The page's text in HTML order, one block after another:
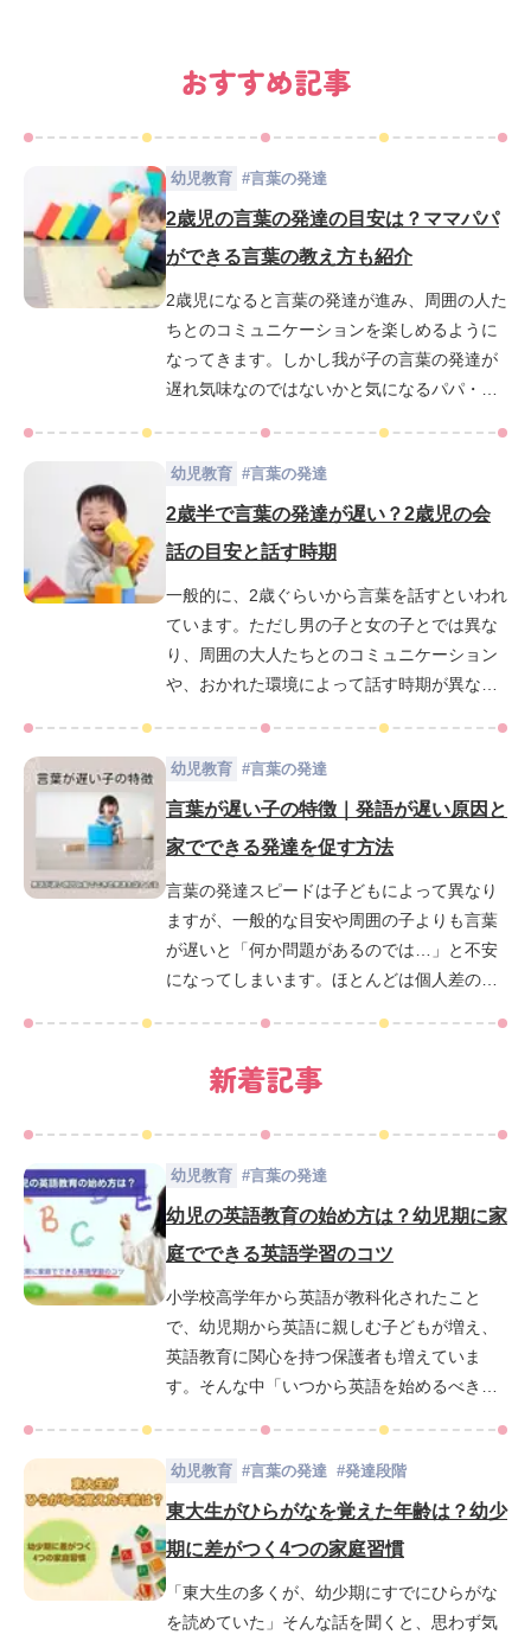
おすすめ記事
幼児教育 #言葉の発達
2歳児の言葉の発達の目安は？ママパパ
ができる言葉の教え方も紹介
2歳児になると言葉の発達が進み、周囲の人た
ちとのコミュニケーションを楽しめるように
なってきます。しかし我が子の言葉の発達が
遅れ気味なのではないかと気になるパパ・マ
あたって有効な方法を取り上げ、紹介してい
きます。
幼児教育 #言葉の発達
2歳半で言葉の発達が遅い？2歳児の会
話の目安と話す時期
一般的に、2歳ぐらいから言葉を話すといわれ
ています。ただし男の子と女の子とでは異な
り、周囲の大人たちとのコミュニケーション
や、おかれた環境によって話す時期が異なっ
と、さまざまな事に興味関心がわいてきま
す。ここでは、単純に言葉を話す時期の早
さ・遅さだけを見るのではなく、話し方や発
音の特徴、言葉を楽しく練習するトレーニン
グ方法などを解説していきます。
幼児教育 #言葉の発達
言葉が遅い子の特徴｜発語が遅い原因と
家でできる発達を促す方法
言葉の発達スピードは子どもによって異なり
ますが、一般的な目安や周囲の子よりも言葉
が遅いと「何か問題があるのでは…」と不安
になってしまいます。ほとんどは個人差の範
かも…」と思ったら言葉の発達が遅くなる原
因や対処方法について調べておきましょう。
今回は、子どもの言葉の発達段階や、言葉が
ついて解説します。
新着記事
幼児教育 #言葉の発達
幼児の英語教育の始め方は？幼児期に家
庭でできる英語学習のコツ
小学校高学年から英語が教科化されたこと
で、幼児期から英語に親しむ子どもが増え、
英語教育に関心を持つ保護者も増えていま
す。そんな中「いつから英語を始めるべき
英語学習の土台となる“英語耳”や“英語脳”の育
み方、無理なく始められる家庭学習の工夫を
わかりやすく解説します。保護者が英語を話
せなくても実践できる方法をご紹介しますの
で、ぜひ最後までご覧ください。
幼児教育 #言葉の発達 #発達段階
東大生がひらがなを覚えた年齢は？幼少
期に差がつく4つの家庭習慣
「東大生の多くが、幼少期にすでにひらがな
を読めていた」そんな話を聞くと、思わず気